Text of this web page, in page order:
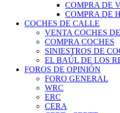
COMPRA DE
COMPRA DE
COCHES DE CALLE
VENTA COCHES
COMPRA COCHES
SINIESTROS DE
EL BAÚL DE LOS
FOROS DE OPINIÓN
FORO GENERAL
WRC
ERC
CERA